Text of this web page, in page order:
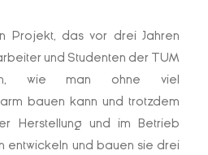
Projekt, das vor drei Jahren
und Studenten der TUM
wie man ohne viel
bauen kann und trotzdem
Herstellung und im Betrieb
entwickeln und bauen sie drei